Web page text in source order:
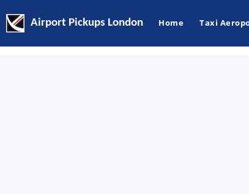
Airport Pickups London Home Taxi